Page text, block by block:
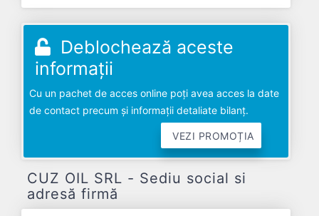
Deblochează aceste
informații
Cu un pachet de acces online poți avea acces la date
de contact precum și informații detaliate bilanț.
VEZI PROMOȚIA
CUZ OIL SRL - Sediu social si
adresă firmă